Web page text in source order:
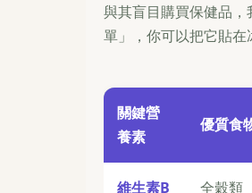
與其盲目購買保健品
單」，你可以把它貼在
關鍵營
養素
優質食
維生素B
全穀類